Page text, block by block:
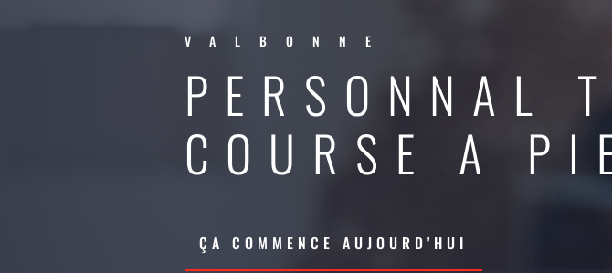
VALBONNE
PERSONNAL
COURSE A
ÇA COMMENCE AUJOURD'HUI